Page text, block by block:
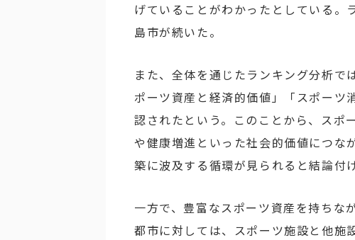
げていることがわかったとしている。
島市が続いた。
また、全体を通じたランキング分析で
ポーツ資産と経済的価値」「スポーツ
認されたという。このことから、スポ
や健康増進といった社会的価値につな
築に波及する循環が見られると結論付
一方で、豊富なスポーツ資産を持ちな
都市に対しては、スポーツ施設と他施